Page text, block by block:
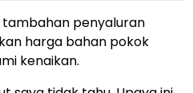
penyaluran
harga bahan pokok
kenaikan.